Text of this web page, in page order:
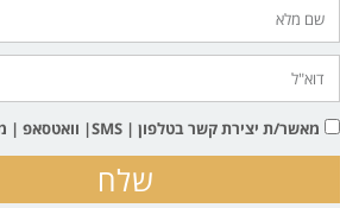
מאשר/ת יצירת קשר בטלפון | SMS| וואטסאפ | מייל.
שלח